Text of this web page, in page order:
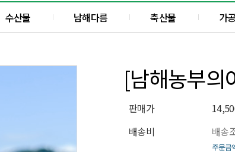
수산물 남해다름 축산물 가
전통
액젓/
섬애
기
꿀
[남해농부의
판매가
배송비
배송
주문금